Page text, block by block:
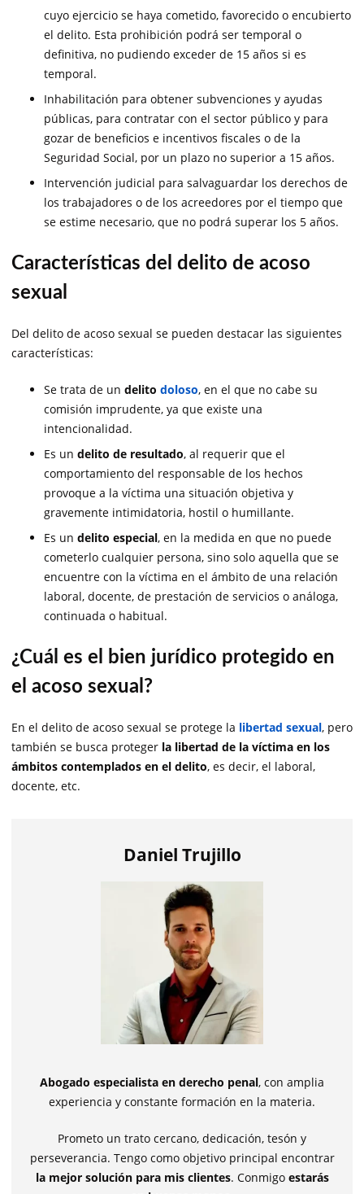
cuyo ejercicio se haya cometido, favorecido o encubierto
el delito. Esta prohibición podrá ser temporal o
definitiva, no pudiendo exceder de 15 años si es
temporal.
Inhabilitación para obtener subvenciones y ayudas
públicas, para contratar con el sector público y para
gozar de beneficios e incentivos fiscales o de la
Seguridad Social, por un plazo no superior a 15 años.
Intervención judicial para salvaguardar los derechos de
los trabajadores o de los acreedores por el tiempo que
se estime necesario, que no podrá superar los 5 años.
Características del delito de acoso
sexual
Del delito de acoso sexual se pueden destacar las siguientes
características:
Se trata de un delito doloso, en el que no cabe su
comisión imprudente, ya que existe una
intencionalidad.
Es un delito de resultado, al requerir que el
comportamiento del responsable de los hechos
provoque a la víctima una situación objetiva y
gravemente intimidatoria, hostil o humillante.
Es un delito especial, en la medida en que no puede
cometerlo cualquier persona, sino solo aquella que se
encuentre con la víctima en el ámbito de una relación
laboral, docente, de prestación de servicios o análoga,
continuada o habitual.
¿Cuál es el bien jurídico protegido en
el acoso sexual?
En el delito de acoso sexual se protege la libertad sexual, pero
también se busca proteger la libertad de la víctima en los
ámbitos contemplados en el delito, es decir, el laboral,
docente, etc.
Daniel Trujillo
Abogado especialista en derecho penal, con amplia
experiencia y constante formación en la materia.
Prometo un trato cercano, dedicación, tesón y
perseverancia. Tengo como objetivo principal encontrar
la mejor solución para mis clientes. Conmigo estarás